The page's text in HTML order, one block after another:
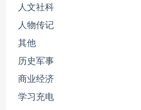
人文社科
人物传记
其他
历史军事
商业经济
学习充电